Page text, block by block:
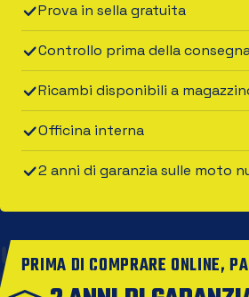
Prova in sella gratuita
Controllo prima della
Ricambi disponibili a
Officina interna
2 anni di garanzia sulle moto
PRIMA DI COMPRARE ONLINE,